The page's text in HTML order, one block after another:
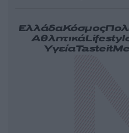
ΕλλάδαΚόσμος
Αθλητικά
ΥγείαTasteit